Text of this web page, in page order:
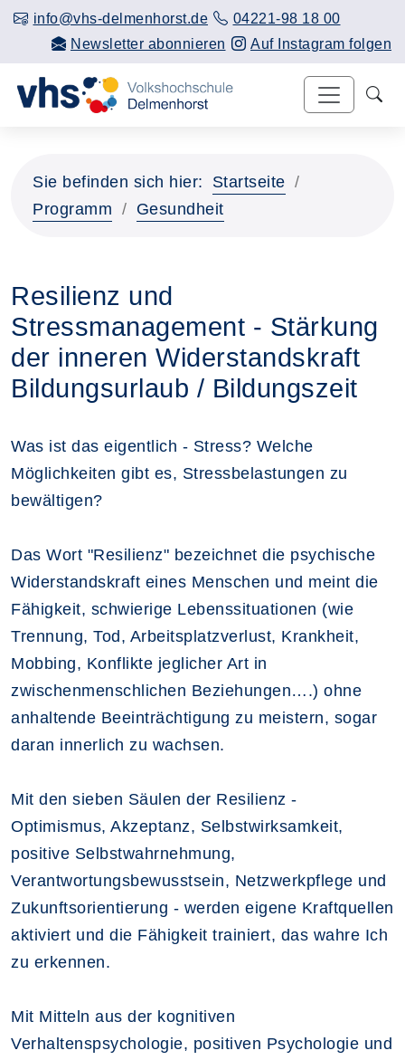
info@vhs-delmenhorst.de
04221-98 18 00
Newsletter abonnieren
Auf Instagram folgen
Sie befinden sich hier:
Startseite
Programm
Gesundheit
Resilienz und
Stressmanagement - Stärkung
der inneren Widerstandskraft
Bildungsurlaub / Bildungszeit
Was ist das eigentlich - Stress? Welche
Möglichkeiten gibt es, Stressbelastungen zu
bewältigen?
Das Wort "Resilienz" bezeichnet die psychische
Widerstandskraft eines Menschen und meint die
Fähigkeit, schwierige Lebenssituationen (wie
Trennung, Tod, Arbeitsplatzverlust, Krankheit,
Mobbing, Konflikte jeglicher Art in
zwischenmenschlichen Beziehungen….) ohne
anhaltende Beeinträchtigung zu meistern, sogar
daran innerlich zu wachsen.
Mit den sieben Säulen der Resilienz -
Optimismus, Akzeptanz, Selbstwirksamkeit,
positive Selbstwahrnehmung,
Verantwortungsbewusstsein, Netzwerkpflege und
Zukunftsorientierung - werden eigene Kraftquellen
aktiviert und die Fähigkeit trainiert, das wahre Ich
zu erkennen.
Mit Mitteln aus der kognitiven
Verhaltenspsychologie, positiven Psychologie und